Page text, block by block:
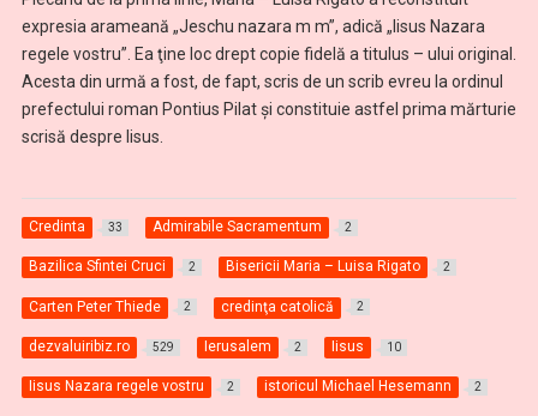
expresia arameană „Jeschu nazara m m”, adică „Iisus Nazara
regele vostru”. Ea ţine loc drept copie fidelă a titulus – ului original.
Acesta din urmă a fost, de fapt, scris de un scrib evreu la ordinul
prefectului roman Pontius Pilat şi constituie astfel prima mărturie
scrisă despre Iisus.
Credinta 33 Admirabile Sacramentum 2
Bazilica Sfintei Cruci 2 Bisericii Maria – Luisa Rigato 2
Carten Peter Thiede 2 credinţa catolică 2
dezvaluiribiz.ro 529 Ierusalem 2 Iisus 10
Iisus Nazara regele vostru 2 istoricul Michael Hesemann 2